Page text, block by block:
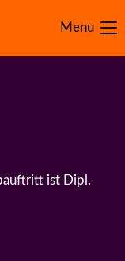
Menu
ist Dipl.